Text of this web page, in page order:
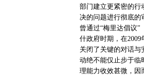
部门建立更紧密的行
决的问题进行彻底的
曾通过“梅里达倡议”
什政府时期，在2009
关闭了关键的对话与
动绝不能仅止步于
理能力收效甚微，因